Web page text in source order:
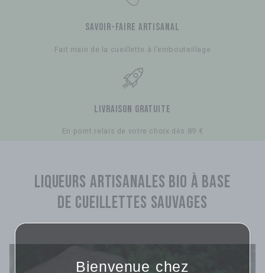
Bienvenue chez
savoir-faire artisanal
Fait main de la cueillette à l’embouteillage
LIVRAISON GRATUITE
En point relais de votre choix dès 89 €
Liqueurs artisanales bio à base
de cueillettes sauvages